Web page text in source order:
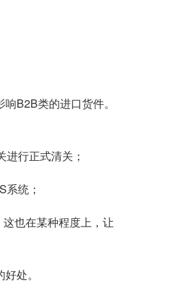
B2B类的进口货件。
行正式清关；
统；
也在某种程度上，让
处。